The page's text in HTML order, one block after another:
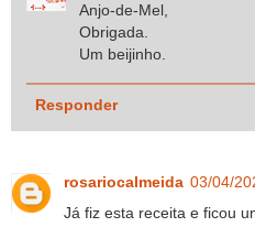
Anjo-de-Mel,
Obrigada.
Um beijinho.
Responder
rosariocalmeida 03/04/
Já fiz esta receita e ficou